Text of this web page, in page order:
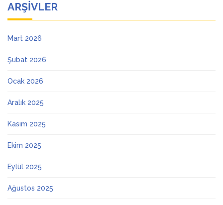
ARŞIVLER
Mart 2026
Şubat 2026
Ocak 2026
Aralık 2025
Kasım 2025
Ekim 2025
Eylül 2025
Ağustos 2025